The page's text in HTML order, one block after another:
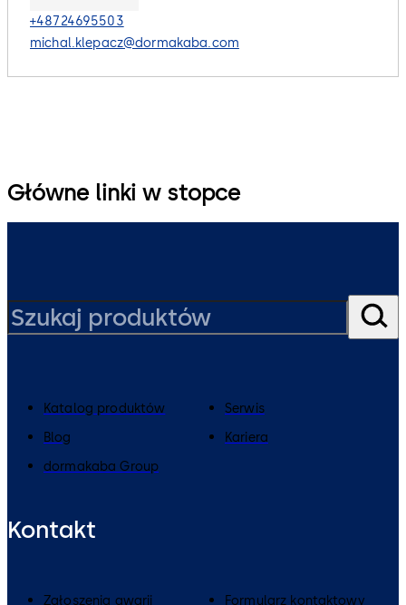
+48724695503
michal.klepacz@dormakaba.com
Główne linki w stopce
Katalog produktów
Serwis
Blog
Kariera
dormakaba Group
Kontakt
Zgłoszenia awarii Formularz kontaktowy